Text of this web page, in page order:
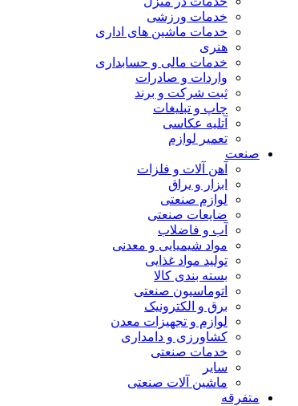
خدمات ورزشی
خدمات ماشین های اداری
هنری
خدمات مالی و حسابداری
واردات و صادرات
ثبت شرکت و برند
چاپ و تبلیغات
آتلیه عکاسی
تعمیر لوازم
صنعت
آهن آلات و فلزات
ابزار و یراق
لوازم صنعتی
ضایعات صنعتی
آب و فاضلاب
مواد شیمیایی و معدنی
تولید مواد غذایی
بسته بندی کالا
اتوماسیون صنعتی
برق و الکترونیک
لوازم و تجهیزات معدن
کشاورزی و دامداری
خدمات صنعتی
سایر
ماشین آلات صنعتی
متفرقه